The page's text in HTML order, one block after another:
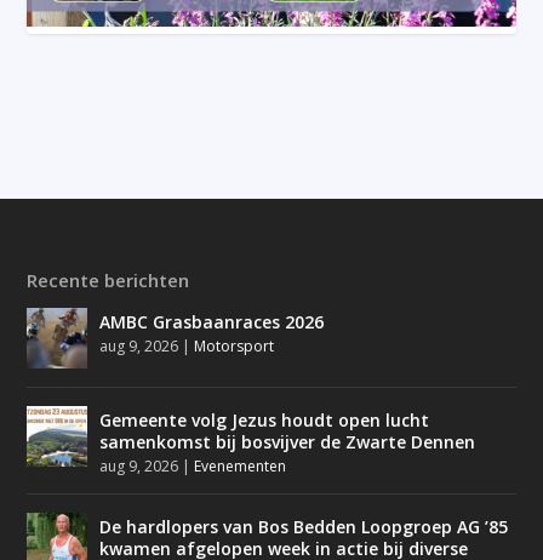
Recente berichten
AMBC Grasbaanraces 2026
aug 9, 2026 | Motorsport
Gemeente volg Jezus houdt open lucht
samenkomst bij bosvijver de Zwarte Dennen
aug 9, 2026 | Evenementen
De hardlopers van Bos Bedden Loopgroep AG ’85
kwamen afgelopen week in actie bij diverse